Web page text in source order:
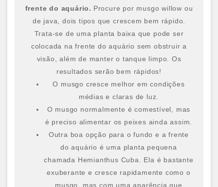
frente do aquário. Procure por musgo willow ou
de java, dois tipos que crescem bem rápido.
Trata-se de uma planta baixa que pode ser
colocada na frente do aquário sem obstruir a
visão, além de manter o tanque limpo. Os
resultados serão bem rápidos!
O musgo cresce melhor em condições
médias e claras de luz.
O musgo normalmente é comestível, mas
é preciso alimentar os peixes ainda assim.
Outra boa opção para o fundo e a frente
do aquário é uma planta pequena
chamada Hemianthus Cuba. Ela é bastante
exuberante e cresce rapidamente como o
musgo, mas com uma aparência que